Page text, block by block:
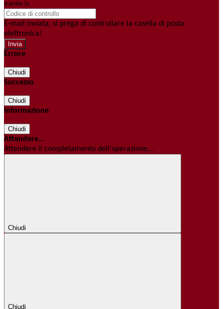
tramite la
E-mail inviata, si prega di controllare la casella di posta
elettronica!
Errore
Chiudi
Successo
Chiudi
Informazione
Chiudi
Attendere...
Attendere il completamento dell'operazione...
Chiudi
Chiudi